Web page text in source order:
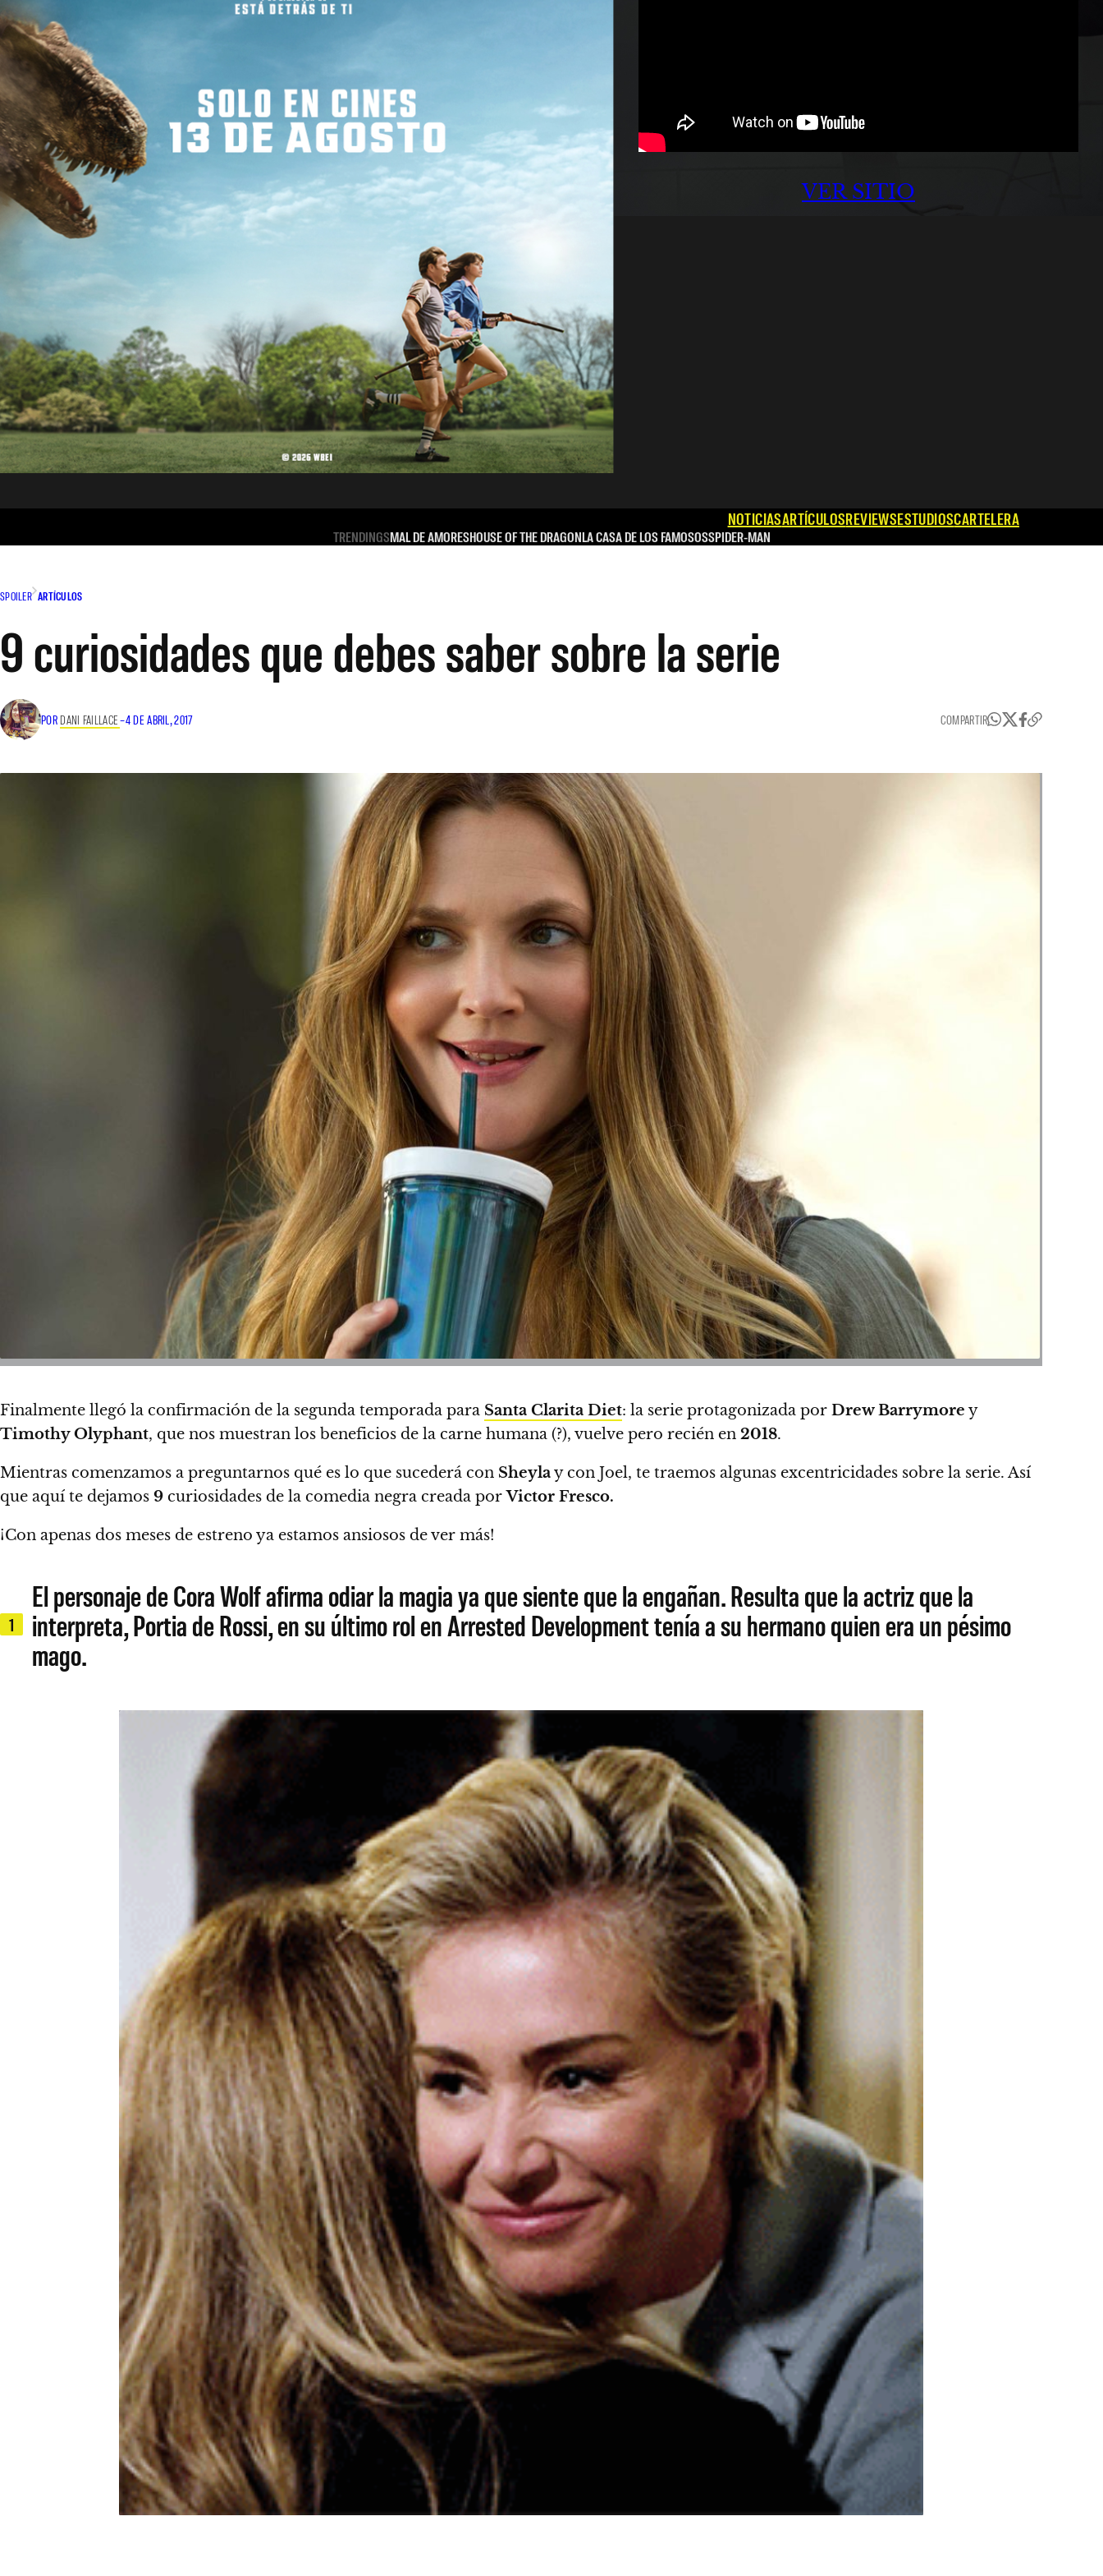
VER SITIO
NOTICIASARTÍCULOSREVIEWSESTUDIOSCARTELERA
TRENDINGSMAL DE AMORESHOUSE OF THE DRAGONLA CASA DE LOS FAMOSOSSPIDER-MAN
SPOILER ARTÍCULOS
9 curiosidades que debes saber sobre la serie
POR DANI FAILLACE–4 DE ABRIL, 2017 COMPARTIR
Finalmente llegó la confirmación de la segunda temporada para Santa Clarita Diet: la serie protagonizada por Drew Barrymore y
Timothy Olyphant, que nos muestran los beneficios de la carne humana (?), vuelve pero recién en 2018.
Mientras comenzamos a preguntarnos qué es lo que sucederá con Sheylay con Joel, te traemos algunas excentricidades sobre la serie. Así
que aquí te dejamos 9 curiosidades de la comedia negra creada porVictor Fresco.
¡Con apenas dos meses de estreno ya estamos ansiosos de ver más!
1
El personaje de Cora Wolf afirma odiar la magia ya que siente que la engañan. Resulta que la actriz que la
interpreta, Portia de Rossi, en su último rol en Arrested Development tenía a su hermano quien era un pésimo
mago.